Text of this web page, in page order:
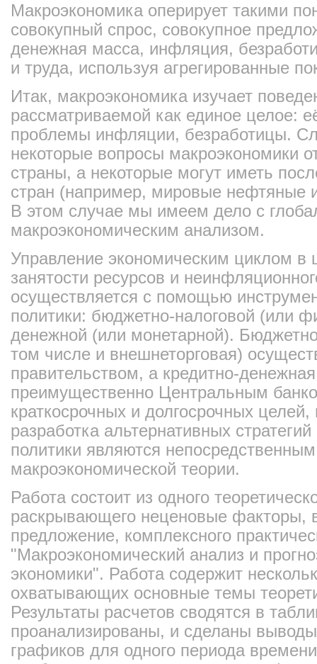
Макроэкономика оперирует такими
совокупный спрос, совокупное
денежная масса, инфляция,
и труда, используя агрегированные
Итак, макроэкономика изучает
рассматриваемой как единое целое:
проблемы инфляции, безработицы.
некоторые вопросы макроэкономики
страны, а некоторые могут иметь
стран (например, мировые нефтяные
В этом случае мы имеем дело с
макроэкономическим анализом.
Управление экономическим циклом в
занятости ресурсов и
осуществляется с помощью
политики: бюджетно-налоговой (или
денежной (или монетарной).
том числе и внешнеторговая)
правительством, а кредитно-
преимущественно Центральным
краткосрочных и долгосрочных
разработка альтернативных
политики являются
макроэкономической теории.
Работа состоит из одного
раскрывающего неценовые факторы,
предложение, комплексного
"Макроэкономический анализ и
экономики". Работа содержит
охватывающих основные темы
Результаты расчетов сводятся в
проанализированы, и сделаны
графиков для одного периода